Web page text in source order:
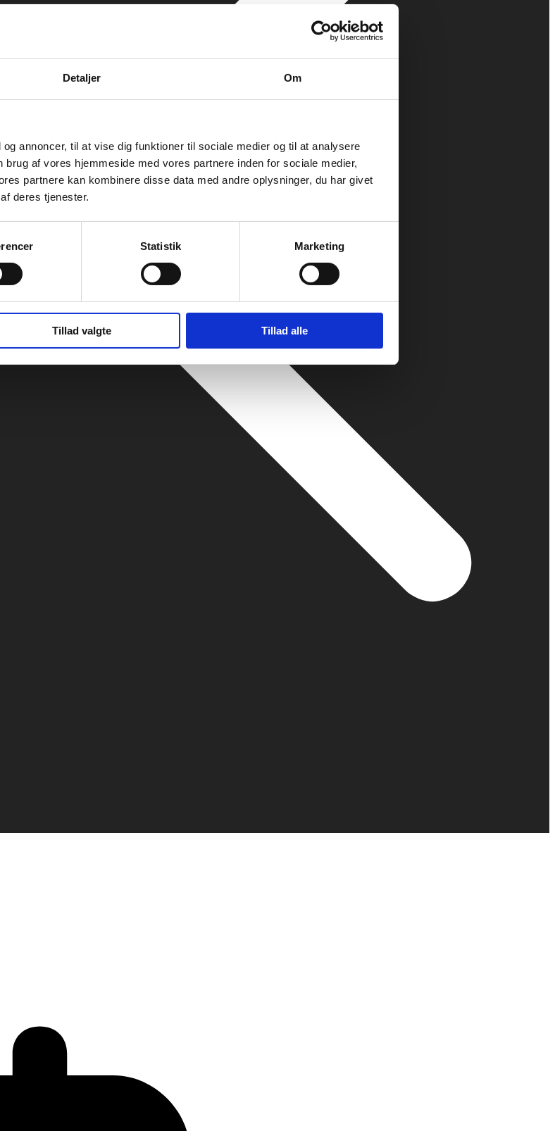
Detaljer Om
annoncer, til at vise dig funktioner til sociale medier og til at analysere
af vores hjemmeside med vores partnere inden for sociale medier,
partnere kan kombinere disse data med andre oplysninger, du har givet
deres tjenester.
Statistik Marketing
Tillad valgte Tillad alle